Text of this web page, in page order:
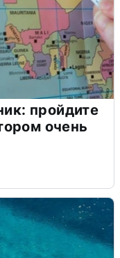
пройдите
очень